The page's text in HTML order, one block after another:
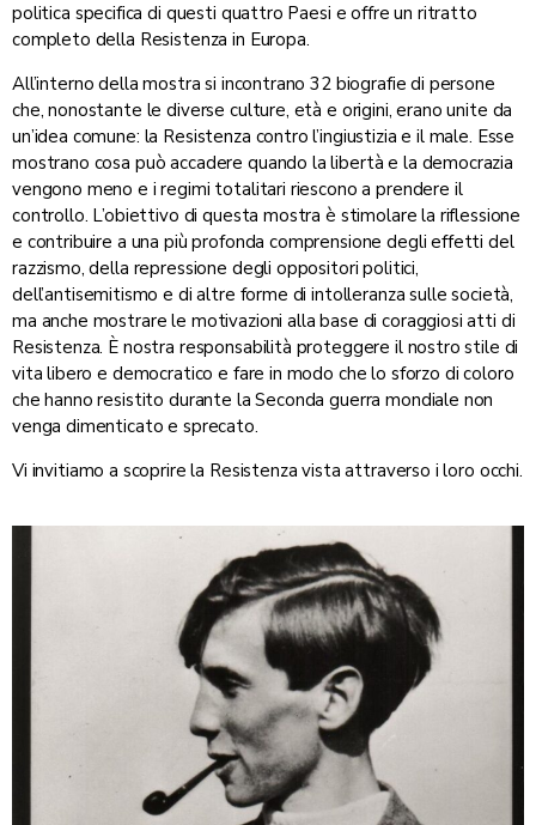
politica specifica di questi quattro Paesi e offre un ritratto
completo della Resistenza in Europa.
All’interno della mostra si incontrano 32 biografie di persone
che, nonostante le diverse culture, età e origini, erano unite da
un’idea comune: la Resistenza contro l’ingiustizia e il male. Esse
mostrano cosa può accadere quando la libertà e la democrazia
vengono meno e i regimi totalitari riescono a prendere il
controllo. L’obiettivo di questa mostra è stimolare la riflessione
e contribuire a una più profonda comprensione degli effetti del
razzismo, della repressione degli oppositori politici,
dell’antisemitismo e di altre forme di intolleranza sulle società,
ma anche mostrare le motivazioni alla base di coraggiosi atti di
Resistenza. È nostra responsabilità proteggere il nostro stile di
vita libero e democratico e fare in modo che lo sforzo di coloro
che hanno resistito durante la Seconda guerra mondiale non
venga dimenticato e sprecato.
Vi invitiamo a scoprire la Resistenza vista attraverso i loro occhi.